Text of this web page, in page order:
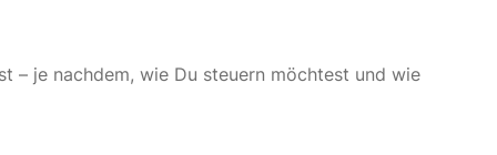
– je nachdem, wie Du steuern möchtest und wie